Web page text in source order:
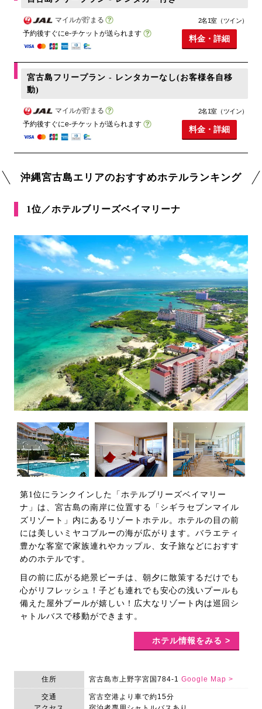
マイルが貯まる
予約後すぐにe-チケットが送られます
2名1室（ツイン）
料金・詳細
宮古島フリープラン - レンタカーなし(お客様各自移
動)
マイルが貯まる
予約後すぐにe-チケットが送られます
2名1室（ツイン）
料金・詳細
沖縄宮古島エリアのおすすめホテルランキング
1位／ホテルブリーズベイマリーナ
第1位にランクインした「ホテルブリーズベイマリー
ナ」は、宮古島の南岸に位置する「シギラセブンマイル
ズリゾート」内にあるリゾートホテル。ホテルの目の前
には美しいミヤコブルーの海が広がります。バラエティ
豊かな客室で家族連れやカップル、女子旅などにおすす
めのホテルです。
目の前に広がる絶景ビーチは、朝夕に散策するだけでも
心がリフレッシュ！子ども連れでも安心の浅いプールも
備えた屋外プールが嬉しい！広大なリゾート内は巡回シ
ャトルバスで移動ができます。
ホテル情報をみる >
住所 宮古島市上野字宮国784-1 Google Map >
交通
宮古空港より車で約15分